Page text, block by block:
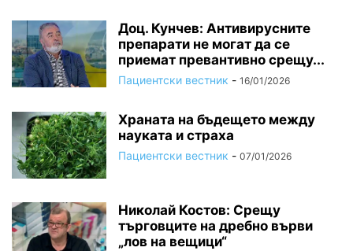
Доц. Кунчев: Антивирусните
препарати не могат да се
приемат превантивно срещу...
Пациентски вестник - 16/01/2026
Храната на бъдещето между
науката и страха
Пациентски вестник - 07/01/2026
Николай Костов: Срещу
търговците на дребно върви
„лов на вещици“